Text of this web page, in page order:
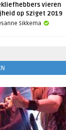
vieren
op Sziget 2019
Sikkema